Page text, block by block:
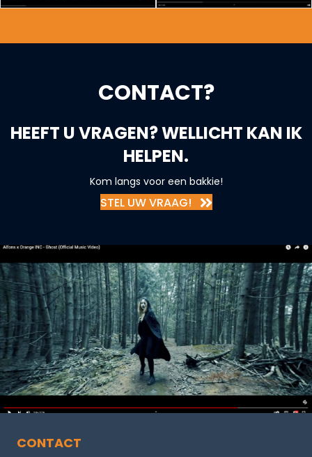
CONTACT?
HEEFT U VRAGEN? WELLICHT KAN IK
HELPEN.
Kom langs voor een bakkie!
STEL UW VRAAG!
CONTACT